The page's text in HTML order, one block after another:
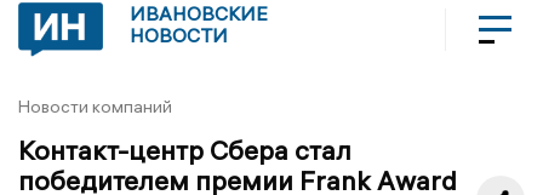
ИВАНОВСКИЕ
НОВОСТИ
Новости компаний
Контакт-центр Сбера стал
победителем премии Frank Award